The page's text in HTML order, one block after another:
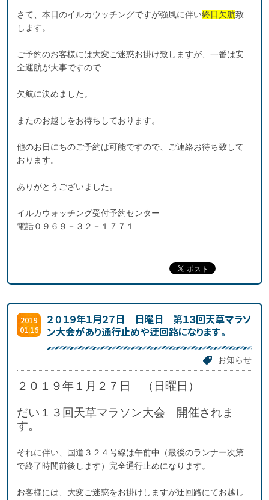
さて、本日のイルカウッチングですが強風に伴い終日欠航致
します。
ご予約のお客様には大変ご迷惑お掛け致しますが、一番は安
全運航が大事ですので
欠航に決めました。
またのお越しをお待ちしております。
他のお日にちのご予約は可能ですので、ご連絡お待ち致して
おります。
ありがとうございました。
イルカウォッチング受付予約センター
電話０９６９－３２－１７７１
2019
01.16
２０１９年１月２７日 日曜日 第１３回天草マラソ
ン大会があり通行止めや迂回路になります。
お知らせ
２０１９年１月２７日 （日曜日）
だい１３回天草マラソン大会 開催されま
す。
それに伴い、国道３２４号線は午前中（最後のランナー次第
で終了時間前後します）完全通行止めになります。
お客様には、大変ご迷惑をお掛けしますが迂回路にてお越し